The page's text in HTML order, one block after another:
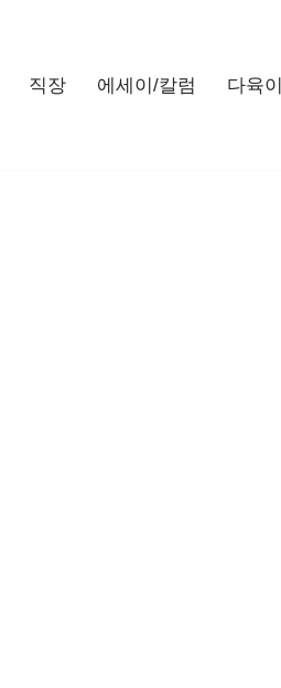
직장 에세이/칼럼 다육이